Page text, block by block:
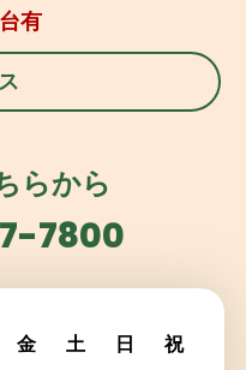
有
らから
7800
金 土 日 祝